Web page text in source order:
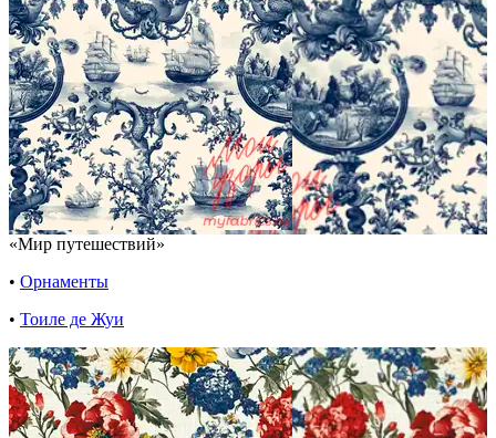
«Мир путешествий»
• Орнаменты
• Тоиле де Жуи